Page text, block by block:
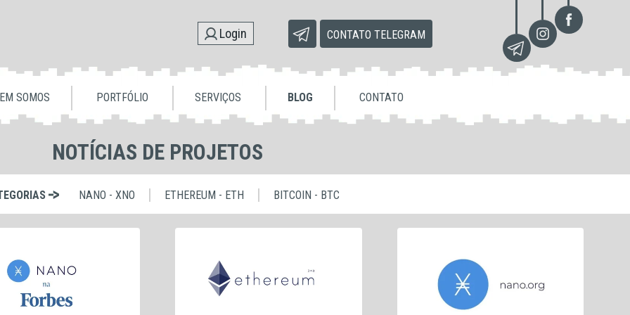
CONTATO TELEGRAM
Login
SOMOS PORTFÓLIO SERVIÇOS BLOG CONTATO
NOTÍCIAS DE PROJETOS
NANO - XNO ETHEREUM - ETH BITCOIN - BTC